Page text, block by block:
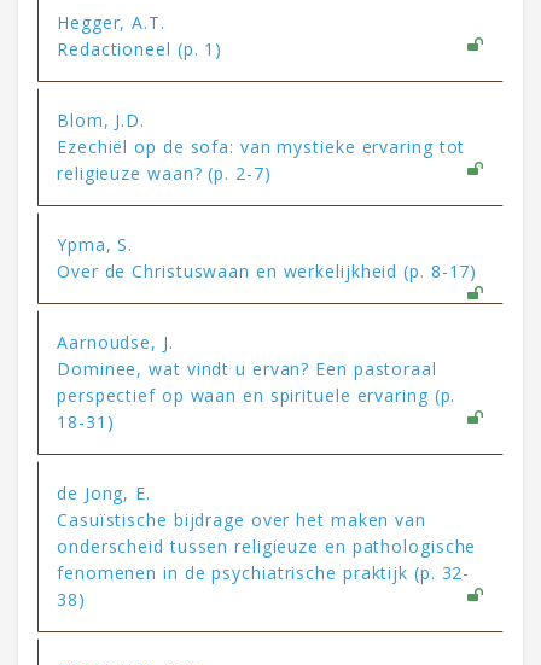
Hegger, A.T.
Redactioneel (p. 1)
Blom, J.D.
Ezechiël op de sofa: van mystieke ervaring tot
religieuze waan? (p. 2-7)
Ypma, S.
Over de Christuswaan en werkelijkheid (p. 8-17)
Aarnoudse, J.
Dominee, wat vindt u ervan? Een pastoraal
perspectief op waan en spirituele ervaring (p.
18-31)
de Jong, E.
Casuïstische bijdrage over het maken van
onderscheid tussen religieuze en pathologische
fenomenen in de psychiatrische praktijk (p. 32-
38)